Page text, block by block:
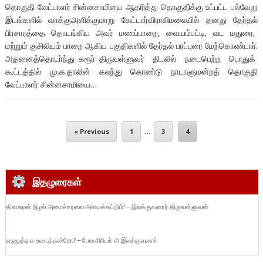
தொகுதி வேட்பாளர் சின்னசாமியை ஆதரித்து தொகுதிக்கு உட்பட்ட பல்வேறு
இடங்களில் வாக்குஅளிக்குமாறு கேட்டார்விராலிமலையில் தனது தேர்தல்
பிரசாரத்தை தொடங்கிய அவர் மணப்பாறை, வையம்பட்டி, வட மதுரை,
மற்றும் குசிலியம் பாறை ஆகிய பகுதிகளில் தேர்தல் பரப்புரை மேற்கொண்டார்.
அதனைத்தொடர்ந்து கரூர் திருவள்ளுவர் திடலில் நடைபெற்ற பொதுக்
கூட்டத்தில் மு.க.தாலின் கலந்து கொண்டு நாடாளுமன்றத் தொகுதி
வேட்பாளர் சின்னசாமியை…
« Previous 1 … 3 4
இதழுரைகள்
தினகரன் நிழல் அமைச்சரவை அமைக்கட்டும்! – இலக்குவனார் திருவள்ளுவன்
நாணுத்தக உடைத்தன்றோ? – பேராசிரியர் சி.இலக்குவனார்